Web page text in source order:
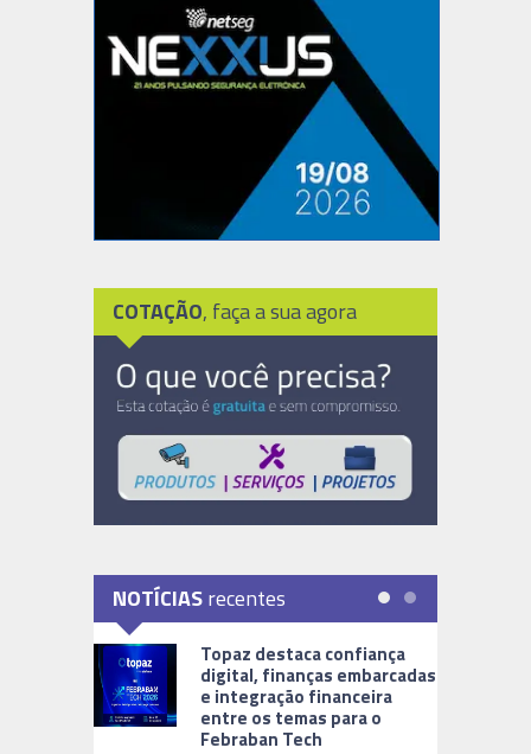
COTAÇÃO, faça a sua agora
NOTÍCIASrecentes
Topaz destaca confiança
digital, finanças embarcadas
e integração financeira
entre os temas para o
Febraban Tech